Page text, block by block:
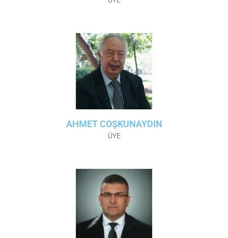
AHMET COŞKUNAYDIN
ÜYE